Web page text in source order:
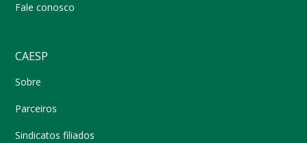
Fale conosco
CAESP
Sobre
Parceiros
Sindicatos filiados